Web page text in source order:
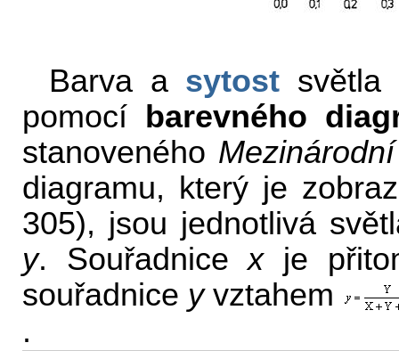
Barva a sytost světla
pomocí barevného
stanoveného
diagramu, který je
305), jsou jednotlivá
y. Souřadnicexje
souřadnice yvztahem
.